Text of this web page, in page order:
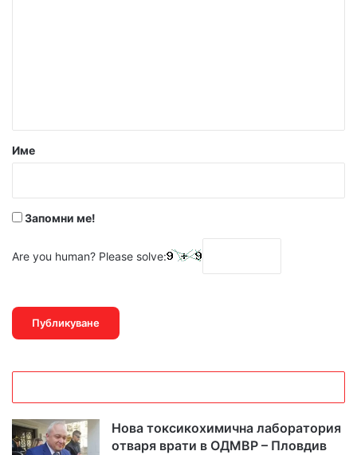
р
Име
Запомни ме!
Are you human? Please solve:
Нова токсикохимична лаборатория
отваря врати в ОДМВР – Пловдив